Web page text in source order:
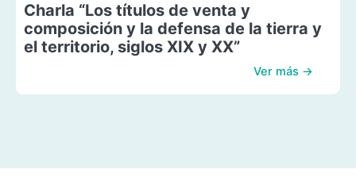
Charla “Los títulos de venta y
composición y la defensa de la tierra y
el territorio, siglos XIX y XX”
Ver más →